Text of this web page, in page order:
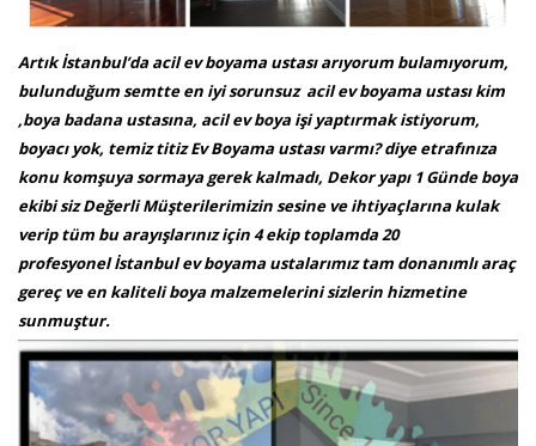
Artık İstanbul’da acil ev boyama ustası arıyorum bulamıyorum,
bulunduğum semtte en iyi sorunsuz acil ev boyama ustası kim
,boya badana ustasına, acil ev boya işi yaptırmak istiyorum,
boyacı yok, temiz titiz Ev Boyama ustası varmı? diye etrafınıza
konu komşuya sormaya gerek kalmadı, Dekor yapı 1 Günde boya
ekibi siz Değerli Müşterilerimizin sesine ve ihtiyaçlarına kulak
verip tüm bu arayışlarınız için 4 ekip toplamda 20
profesyonel İstanbul ev boyama ustalarımız tam donanımlı araç
gereç ve en kaliteli boya malzemelerini sizlerin hizmetine
sunmuştur.